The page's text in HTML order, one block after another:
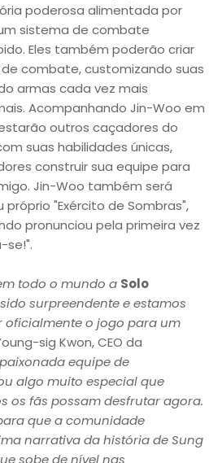
poderosa alimentada por
sistema de combate
Eles também poderão criar
combate, customizando suas
armas cada vez mais
Acompanhando Jin-Woo em
outros caçadores do
suas habilidades únicas,
construir sua equipe para
Jin-Woo também será
"Exército de Sombras",
pronunciou pela primeira vez
se!".
todo o mundo a Solo
surpreendente e estamos
oficialmente o jogo para um
sig Kwon, CEO da
equipe de
algo muito especial que
os fãs possam desfrutar agora.
que a comunidade
narrativa da história de Sung
sobe de nível nas